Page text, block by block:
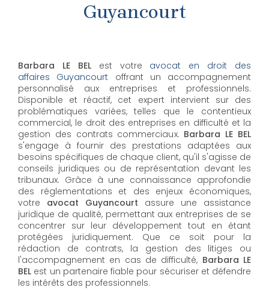
Guyancourt
Barbara LE BELest votre avocat en droit des
affaires Guyancourt offrant un accompagnement
personnalisé aux entreprises et professionnels.
Disponible et réactif, cet expert intervient sur des
problématiques variées, telles que le contentieux
commercial, le droit des entreprises en difficulté et la
gestion des contrats commerciaux. Barbara LE BEL
s'engage à fournir des prestations adaptées aux
besoins spécifiques de chaque client, qu'il s'agisse de
conseils juridiques ou de représentation devant les
tribunaux. Grâce à une connaissance approfondie
des réglementations et des enjeux économiques,
votre avocat Guyancourt assure une assistance
juridique de qualité, permettant aux entreprises de se
concentrer sur leur développement tout en étant
protégées juridiquement. Que ce soit pour la
rédaction de contrats, la gestion des litiges ou
l'accompagnement en cas de difficulté, Barbara LE
BEL​​​​​​​ est un partenaire fiable pour sécuriser et défendre
les intérêts des professionnels.